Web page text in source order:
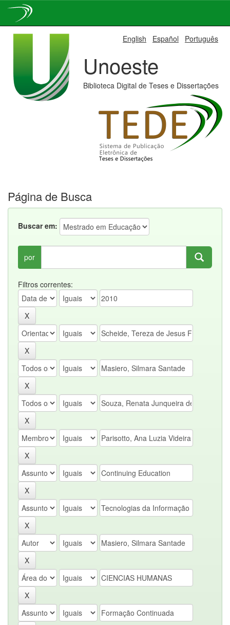
English Español Português
Unoeste
Biblioteca Digital de Teses e Dissertações
Página de Busca
Buscar em:
por
Filtros correntes: